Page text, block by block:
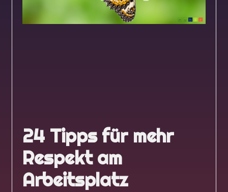
24 Tipps für mehr
Respekt am
Arbeitsplatz